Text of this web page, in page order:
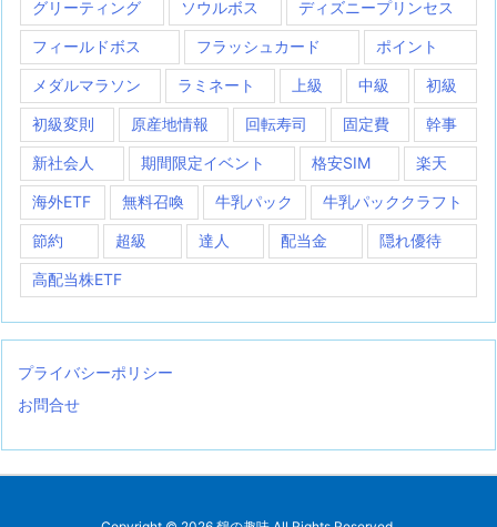
グリーティング ソウルボス ディズニープリンセス
フィールドボス フラッシュカード ポイント
メダルマラソン ラミネート 上級 中級 初級
初級変則 原産地情報 回転寿司 固定費 幹事
新社会人 期間限定イベント 格安SIM 楽天
海外ETF 無料召喚 牛乳パック 牛乳パッククラフト
節約 超級 達人 配当金 隠れ優待
高配当株ETF
プライバシーポリシー
お問合せ